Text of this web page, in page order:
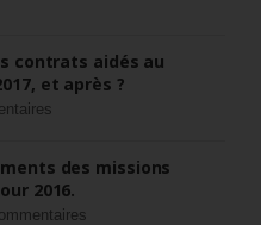
contrats aidés au
et après ?
des missions
2016.